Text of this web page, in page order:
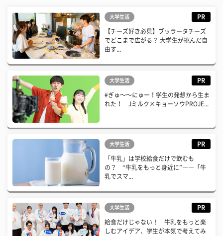
大学生活 PR
【チーズ好き必見】ブッラータチーズ
でどこまで広がる？ 大学生が挑んだ自
由す...
大学生活 PR
#ぎゅ〜〜にゅー！学生の発想から生ま
れた！ Jミルク×キョーソウPROJE...
大学生活 PR
「牛乳」は学校給食だけで飲むも
の？ “牛乳をもっと身近に”――「牛
乳でスマ...
大学生活 PR
給食だけじゃない！ 牛乳をもっと楽
しむアイデア、学生が本気で考えてみ